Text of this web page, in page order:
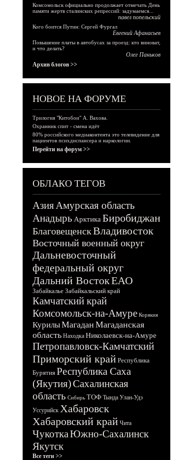
Комсомольск официально продолжает отмечать День
памяти жертв сталинских репрессий: задумаемся...
павел попельский
Кого боится Путин: Сергей Фургал
Евгений Афанасьев
Повышение платы в автобусах за проезд: кто виноват,
и что делать?
Олег Паньков
Архив блогов >>
НОВОЕ НА ФОРУМЕ
Трилогия "Китобои" А. Вахова.
Охранник спит - смена идёт
80% российского медиаконтента это телевидение для
пациентов психдиспансера и наркологии.
Перейти на форум >>
ОБЛАКО ТЕГОВ
АзияАмурская область
Анадырь Арктика Биробиджан
БлаговещенскВладивосток
Восточный военный округ
Дальневосточный
федеральный округ
Дальний ВостокЕАО
Забайкалье Забайкальский край
Камчатский край
Комсомольск-на-Амуре Корякия
КурилыМагадан Магаданская
область Находка Николаевск-на-Амуре
Петропавловск-Камчатский
Приморский край Республика
Бурятия Республика Саха
(Якутия)Сахалинская
область Сибирь ТОФ Тында Улан-Удэ
Уссурийск Хабаровск
Хабаровский край Чита
ЧукоткаЮжно-Сахалинск
Якутск
Все теги >>